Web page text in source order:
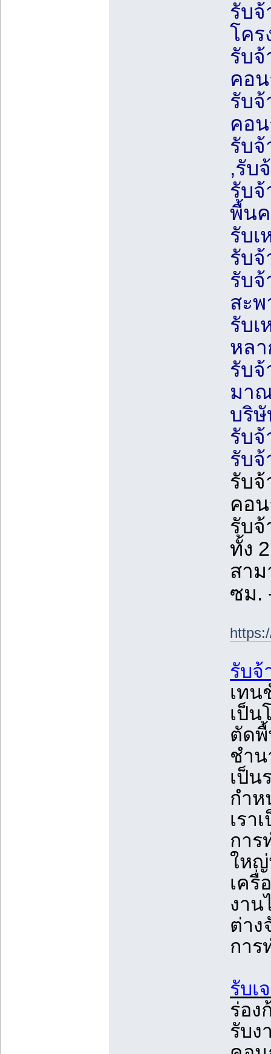
รับ
โคร
รับ
คอ
รับ
คอ
รับ
,รับ
รับจ้
พื้น
รับเ
รับ
รับ
สะ
รับเ
หล
รับ
มา
บริ
รับ
รับ
รับจ้
คอ
รับ
ทั้ง
สา
ซม.
รับจ้
เทน
เป็น
ตัดพื้
ชำ
เป็น
กำ
เรา
การ
ใหญ่
เครื่
งาน
ต่าง
การ
รับเ
ร่อง
รับง